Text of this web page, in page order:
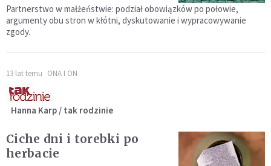
Partnerstwo w małżeństwie: podział obowiązków po połowie,
argumenty obu stron w kłótni, dyskutowanie i wypracowywanie
zgody.
13 lat temu ONA I ON
Hanna Karp / tak rodzinie
Ciche dni i torebki po
herbacie